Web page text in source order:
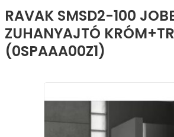
RAVAK SMSD2-100
ZUHANYAJTÓ
(0SPAAA00Z1)